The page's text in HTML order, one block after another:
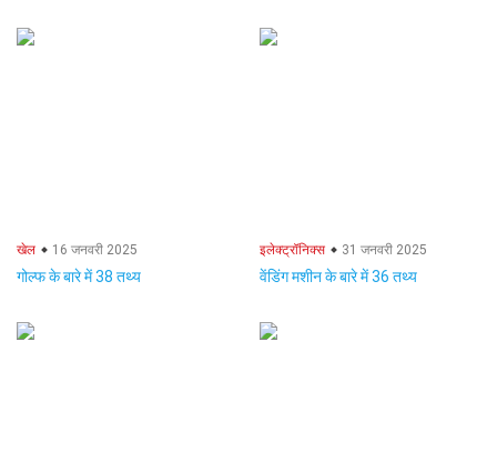
खेल 16 जनवरी 2025
गोल्फ के बारे में 38 तथ्य
इलेक्ट्रॉनिक्स 31 जनवरी 2025
वेंडिंग मशीन के बारे में 36 तथ्य